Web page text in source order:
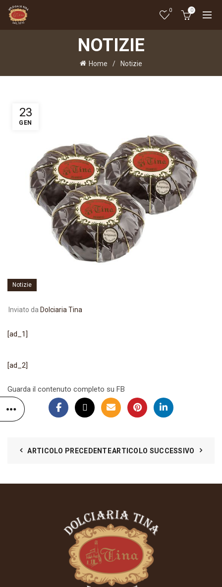
0 0
NOTIZIE
Home Notizie
23
GEN
Notizie
Inviato da Dolciaria Tina
[ad_1]
[ad_2]
Guarda il contenuto completo su FB
ARTICOLO PRECEDENTEARTICOLO SUCCESSIVO